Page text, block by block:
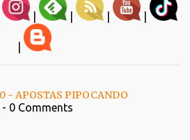
| | | |
- APOSTAS PIPOCANDO
- 0 Comments